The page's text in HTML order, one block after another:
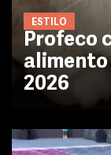
ESTILO
Profeco
alimento
2026